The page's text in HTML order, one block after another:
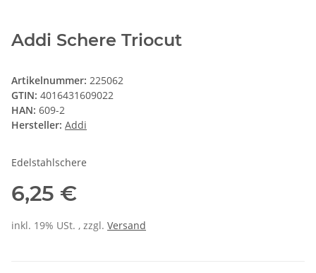
Addi Schere Triocut
Artikelnummer: 225062
GTIN: 4016431609022
HAN: 609-2
Hersteller: Addi
Edelstahlschere
6,25 €
inkl. 19% USt. , zzgl. Versand